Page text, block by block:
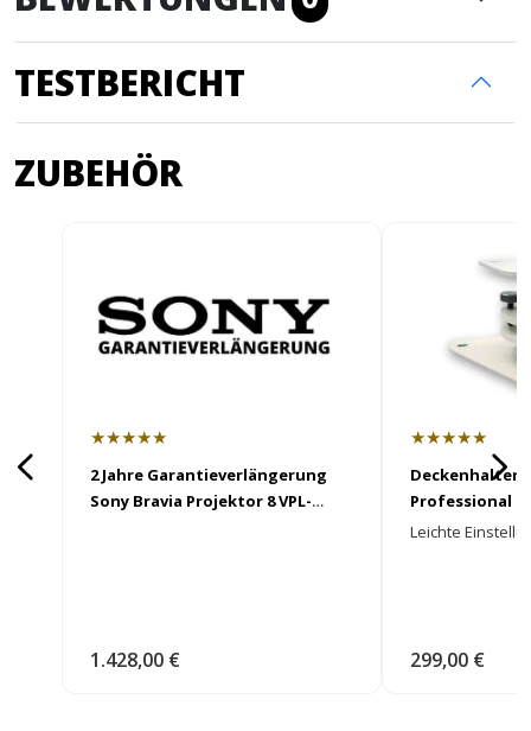
TESTBERICHT
ZUBEHÖR
★★★★★
2 Jahre Garantieverlängerung
Sony Bravia Projektor 8 VPL-
1.428,00 €
★★★★★
Deckenhalter
Professional
Leichte
299,00 €